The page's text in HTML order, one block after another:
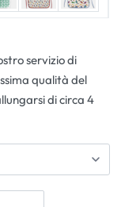
servizio di
qualità del
di circa 4